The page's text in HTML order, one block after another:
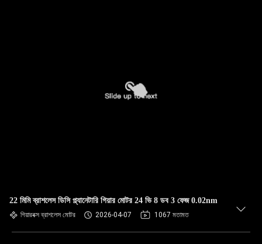
22 মিমি ব্রাশলেস ডিসি প্ল্যানেটারি গিয়ার মোটর 24 ভি 8 ডব 3 ফেজ 0.02nm
গিয়ারবক্স ব্রাশলেস মোটর 2026-04-07 1067 মতামত